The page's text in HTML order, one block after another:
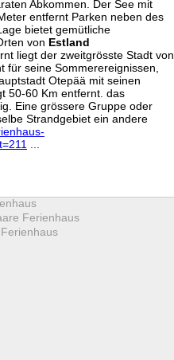
Abkommen. Der See mit
entfernt Parken neben des
bietet gemütliche
von Estland
liegt der zweitgrösste Stadt von
für seine Sommerereignissen,
Otepää mit seinen
50-60 Km entfernt. das
Eine grössere Gruppe oder
Strandgebiet ein andere
Ferienhaus